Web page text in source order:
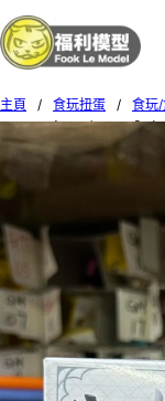
主頁 / 食玩扭蛋 / 食玩
BANDAI食玩 [魂SHOP限